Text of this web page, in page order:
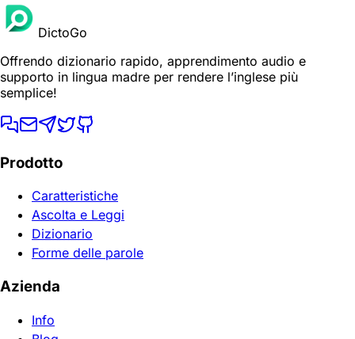
DictoGo
Offrendo dizionario rapido, apprendimento audio e
supporto in lingua madre per rendere l’inglese più
semplice!
Prodotto
Caratteristiche
Ascolta e Leggi
Dizionario
Forme delle parole
Azienda
Info